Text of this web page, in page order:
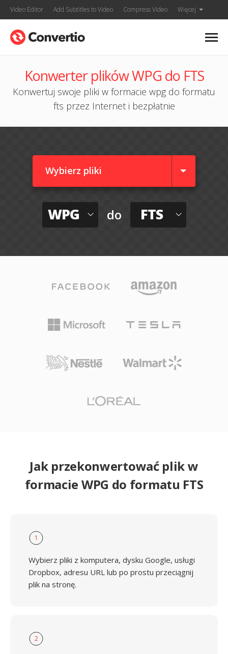
Video Editor Add Subtitles to Video Compress Video Więcej
Konwerter plików WPG do FTS
Konwertuj swoje pliki w formacie wpg do formatu
fts przez Internet i bezpłatnie
Wybierz pliki
WPG do FTS
Jak przekonwertować plik w
formacie WPG do formatu FTS
1
Wybierz pliki z komputera, dysku Google, usługi
Dropbox, adresu URL lub po prostu przeciągnij
plik na stronę.
2